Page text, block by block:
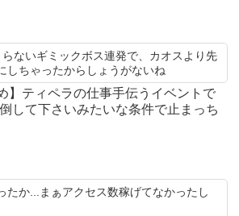
ないギミックボス連発で、カオスより先
しちゃったからしょうがないね
】ティペラの仕事手伝うイベントで
して下さいみたいな条件で止まっち
たか...まぁアクセス数稼げてなかったし